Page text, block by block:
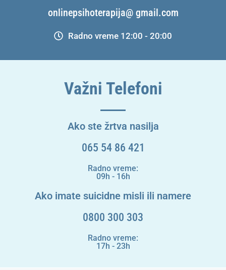
onlinepsihoterapija@ gmail.com
Radno vreme 12:00 - 20:00
Važni Telefoni
Ako ste žrtva nasilja
065 54 86 421
Radno vreme:
09h - 16h
Ako imate suicidne misli ili namere
0800 300 303
Radno vreme:
17h - 23h